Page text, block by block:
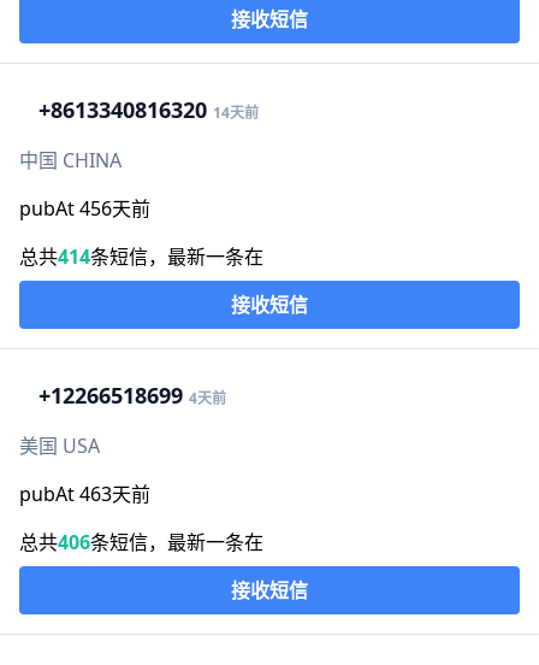
接收短信
+8613340816320 14天前
中国 CHINA
pubAt 456天前
总共414条短信，最新一条在
接收短信
+12266518699 4天前
美国 USA
pubAt 463天前
总共406条短信，最新一条在
接收短信